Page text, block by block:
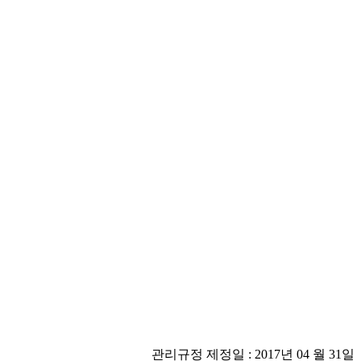
관리규정 제정일 : 2017년 04 월 31일